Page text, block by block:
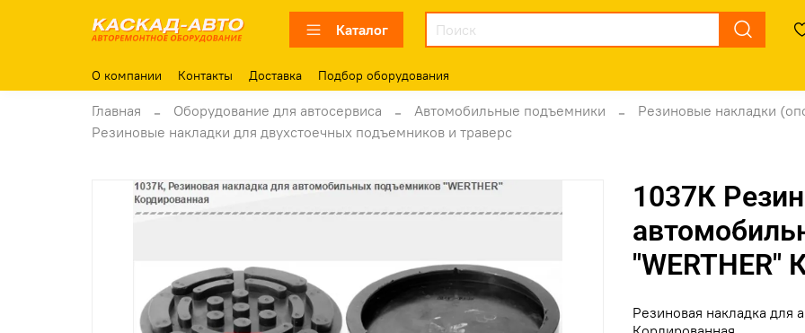
Каталог
О компании Контакты Доставка Подбор оборудования
Главная Оборудование для автосервиса Автомобильные подъемники
Резиновые накладки
Резиновые накладки для двухстоечных подъемников и траверс
1037К
"WERTHER"
Резиновая накладка для